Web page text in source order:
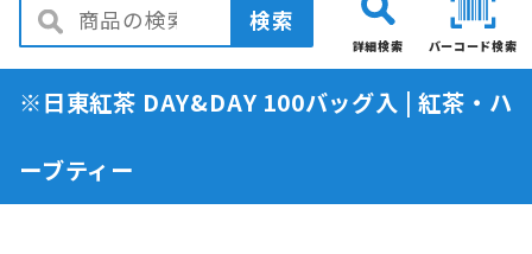
検索
バーコード検索
詳細検索
※日東紅茶 DAY&DAY 100バッグ入 | 紅茶・ハ
ーブティー